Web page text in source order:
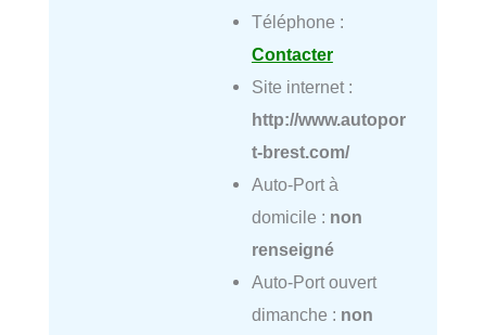
Téléphone :
Contacter
Site internet :
http://www.autopor
t-brest.com/
Auto-Port à
domicile : non
renseigné
Auto-Port ouvert
dimanche : non